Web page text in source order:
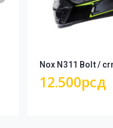
Nox N311 Bolt /
12.500рсд